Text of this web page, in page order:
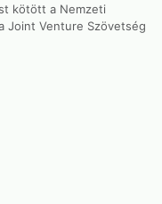
kötött a Nemzeti
Joint Venture Szövetség